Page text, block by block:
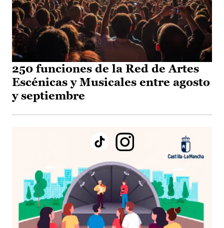
250 funciones de la Red de Artes
Escénicas y Musicales entre agosto
y septiembre